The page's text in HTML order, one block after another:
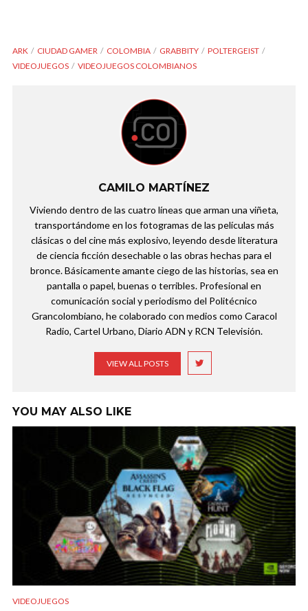
ARK CIUDAD GAMER COLOMBIA GRABBITY
POLTERGEIST
VIDEOJUEGOS
VIDEOJUEGOS COLOMBIANOS
CAMILO MARTÍNEZ
Viviendo dentro de las cuatro líneas que arman una viñeta,
transportándome en los fotogramas de las películas más
clásicas o del cine más explosivo, leyendo desde literatura
de ciencia ficción desechable o las obras hechas para el
bronce. Básicamente amante ciego de las historias, sea en
pantalla o papel, buenas o terribles. Profesional en
comunicación social y periodismo del Politécnico
Grancolombiano, he colaborado con medios como Caracol
Radio, Cartel Urbano, Diario ADN y RCN Televisión.
VIEW ALL POSTS
YOU MAY ALSO LIKE
VIDEOJUEGOS